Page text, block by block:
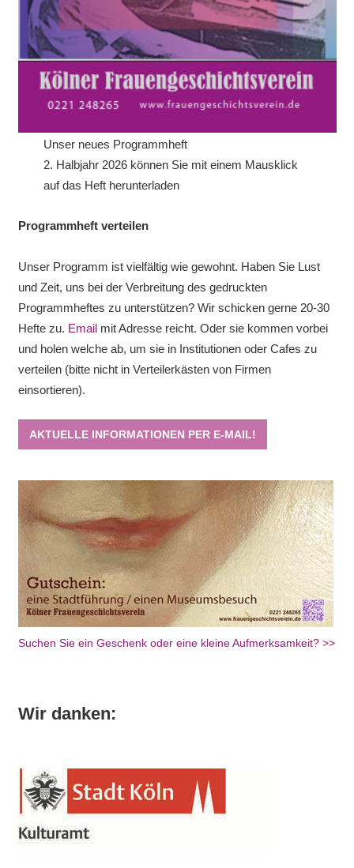
Unser neues Programmheft
2. Halbjahr 2026 können Sie mit einem Mausklick
auf das Heft herunterladen
Programmheft verteilen
Unser Programm ist vielfältig wie gewohnt. Haben Sie Lust
und Zeit, uns bei der Verbreitung des gedruckten
Programmheftes zu unterstützen? Wir schicken gerne 20-30
Hefte zu. Emailmit Adresse reicht. Oder sie kommen vorbei
und holen welche ab, um sie in Institutionen oder Cafes zu
verteilen (bitte nicht in Verteilerkästen von Firmen
einsortieren).
AKTUELLE INFORMATIONEN PER E-MAIL!
Suchen Sie ein Geschenk oder eine kleine Aufmerksamkeit? >>
Wir danken: